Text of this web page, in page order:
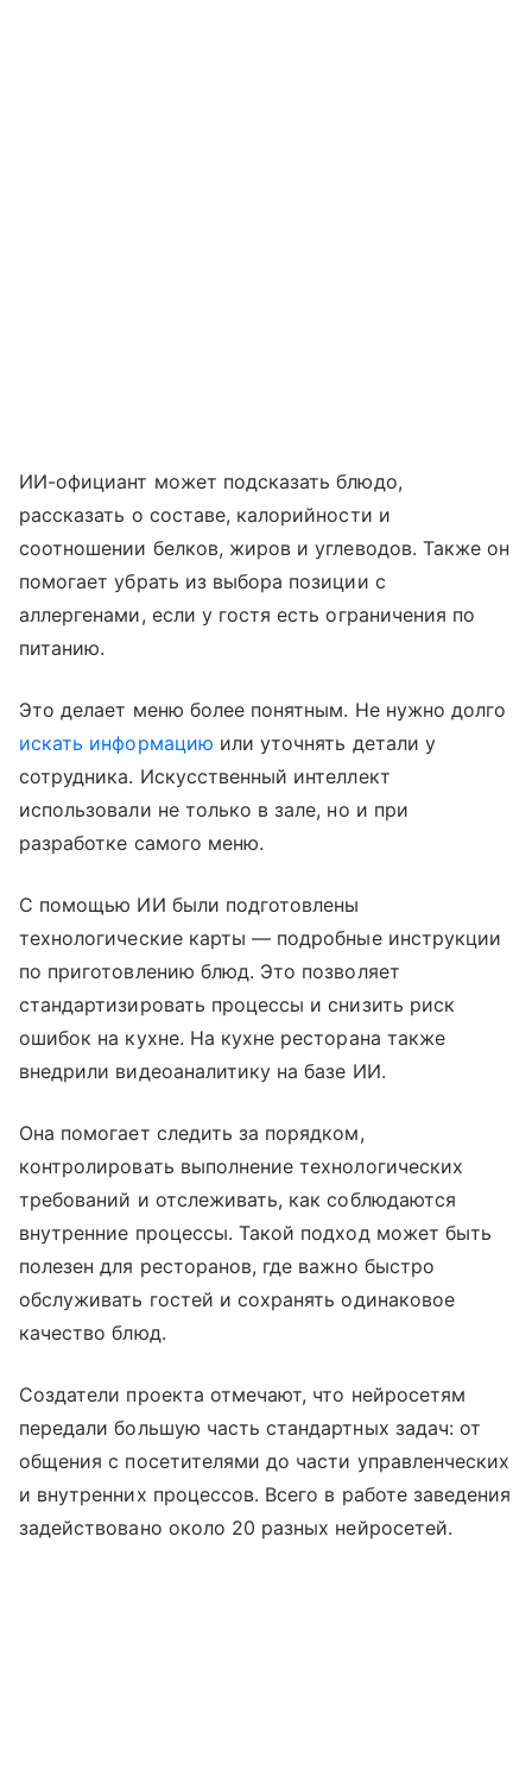
ИИ-официант может подсказать блюдо,
рассказать о составе, калорийности и
соотношении белков, жиров и углеводов. Также он
помогает убрать из выбора позиции с
аллергенами, если у гостя есть ограничения по
питанию.
Это делает меню более понятным. Не нужно долго
искать информацию или уточнять детали у
сотрудника. Искусственный интеллект
использовали не только в зале, но и при
разработке самого меню.
С помощью ИИ были подготовлены
технологические карты — подробные инструкции
по приготовлению блюд. Это позволяет
стандартизировать процессы и снизить риск
ошибок на кухне. На кухне ресторана также
внедрили видеоаналитику на базе ИИ.
Она помогает следить за порядком,
контролировать выполнение технологических
требований и отслеживать, как соблюдаются
внутренние процессы. Такой подход может быть
полезен для ресторанов, где важно быстро
обслуживать гостей и сохранять одинаковое
качество блюд.
Создатели проекта отмечают, что нейросетям
передали большую часть стандартных задач: от
общения с посетителями до части управленческих
и внутренних процессов. Всего в работе заведения
задействовано около 20 разных нейросетей.